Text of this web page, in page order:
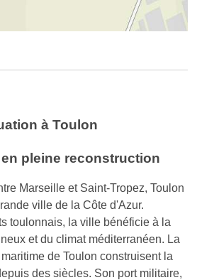
à Toulon
pleine reconstruction
Marseille et Saint-Tropez, Toulon
ville de la Côte d'Azur.
toulonnais, la ville bénéficie à la
et du climat méditerranéen. La
de Toulon construisent la
des siècles. Son port militaire,